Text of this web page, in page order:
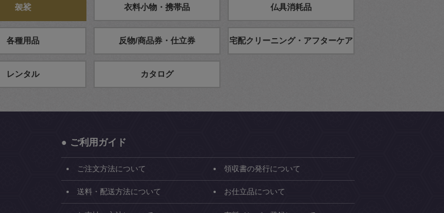
袈裟 衣料小物・携帯品 仏具消耗品
各種用品 反物/商品券・仕立券 宅配クリーニング・アフターケア
レンタル カタログ
ご利用ガイド
ご注文方法について
送料・配送方法について
領収書の発行について
お仕立品について